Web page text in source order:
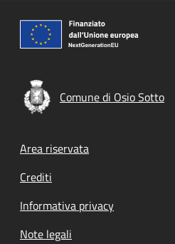
Comune di Osio Sotto
Footer menu
Area riservata
Crediti
Informativa privacy
Note legali